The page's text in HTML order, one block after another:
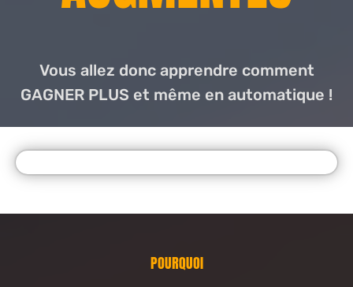
Vous allez donc apprendre comment
GAGNER PLUS et même en automatique !
POURQUOI